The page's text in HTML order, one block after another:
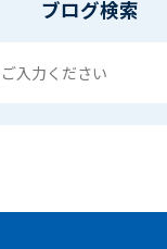
ブログ検索